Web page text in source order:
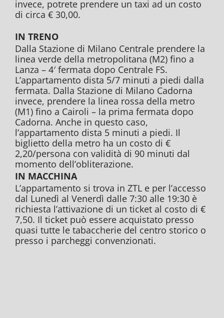
invece, potrete prendere un taxi ad un costo
di circa € 30,00.
IN TRENO
Dalla Stazione di Milano Centrale prendere la
linea verde della metropolitana (M2) fino a
Lanza – 4′ fermata dopo Centrale FS.
L’appartamento dista 5/7 minuti a piedi dalla
fermata. Dalla Stazione di Milano Cadorna
invece, prendere la linea rossa della metro
(M1) fino a Cairoli – la prima fermata dopo
Cadorna. Anche in questo caso,
l’appartamento dista 5 minuti a piedi. Il
biglietto della metro ha un costo di €
2,20/persona con validità di 90 minuti dal
momento dell’obliterazione.
IN MACCHINA
L’appartamento si trova in ZTL e per l’accesso
dal Lunedì al Venerdì dalle 7:30 alle 19:30 è
richiesta l’attivazione di un ticket al costo di €
7,50. Il ticket può essere acquistato presso
quasi tutte le tabaccherie del centro storico o
presso i parcheggi convenzionati.